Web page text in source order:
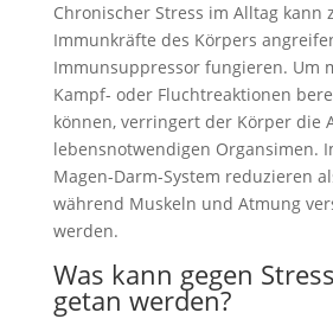
Chronischer Stress im Alltag kann
Immunkräfte des Körpers
Immunsuppressor fungieren. Um
Kampf- oder Fluchtreaktionen
können, verringert der Körper die
lebensnotwendigen Organsimen.
Magen-Darm-System reduzieren
während Muskeln und Atmung
werden.
Was kann gegen
getan werden?